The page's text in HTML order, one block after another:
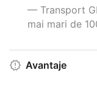
— Transport
mai mari de
Avantaje